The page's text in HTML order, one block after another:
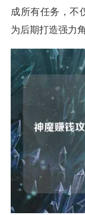
成所有任务，不
为后期打造强力